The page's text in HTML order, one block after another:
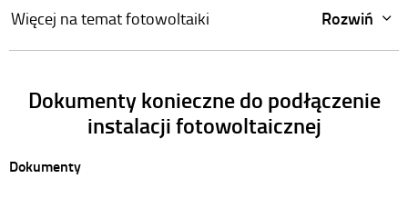
Więcej na temat fotowoltaiki Rozwiń
Dokumenty konieczne do podłączenie
instalacji fotowoltaicznej
Dokumenty